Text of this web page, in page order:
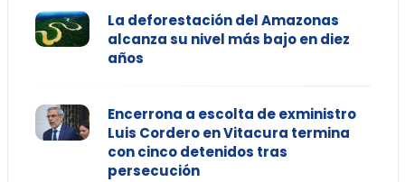
La deforestación del Amazonas
alcanza su nivel más bajo en diez
años
Encerrona a escolta de exministro
Luis Cordero en Vitacura termina
con cinco detenidos tras
persecución